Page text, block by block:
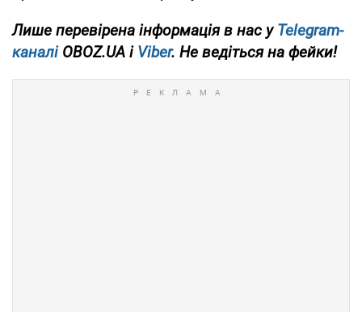
Лише перевірена інформація в нас уTelegram-
каналіOBOZ.UA і Viber. Не ведіться на фейки!